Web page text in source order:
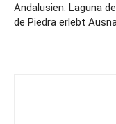
Andalusien: Laguna
de Piedra erlebt